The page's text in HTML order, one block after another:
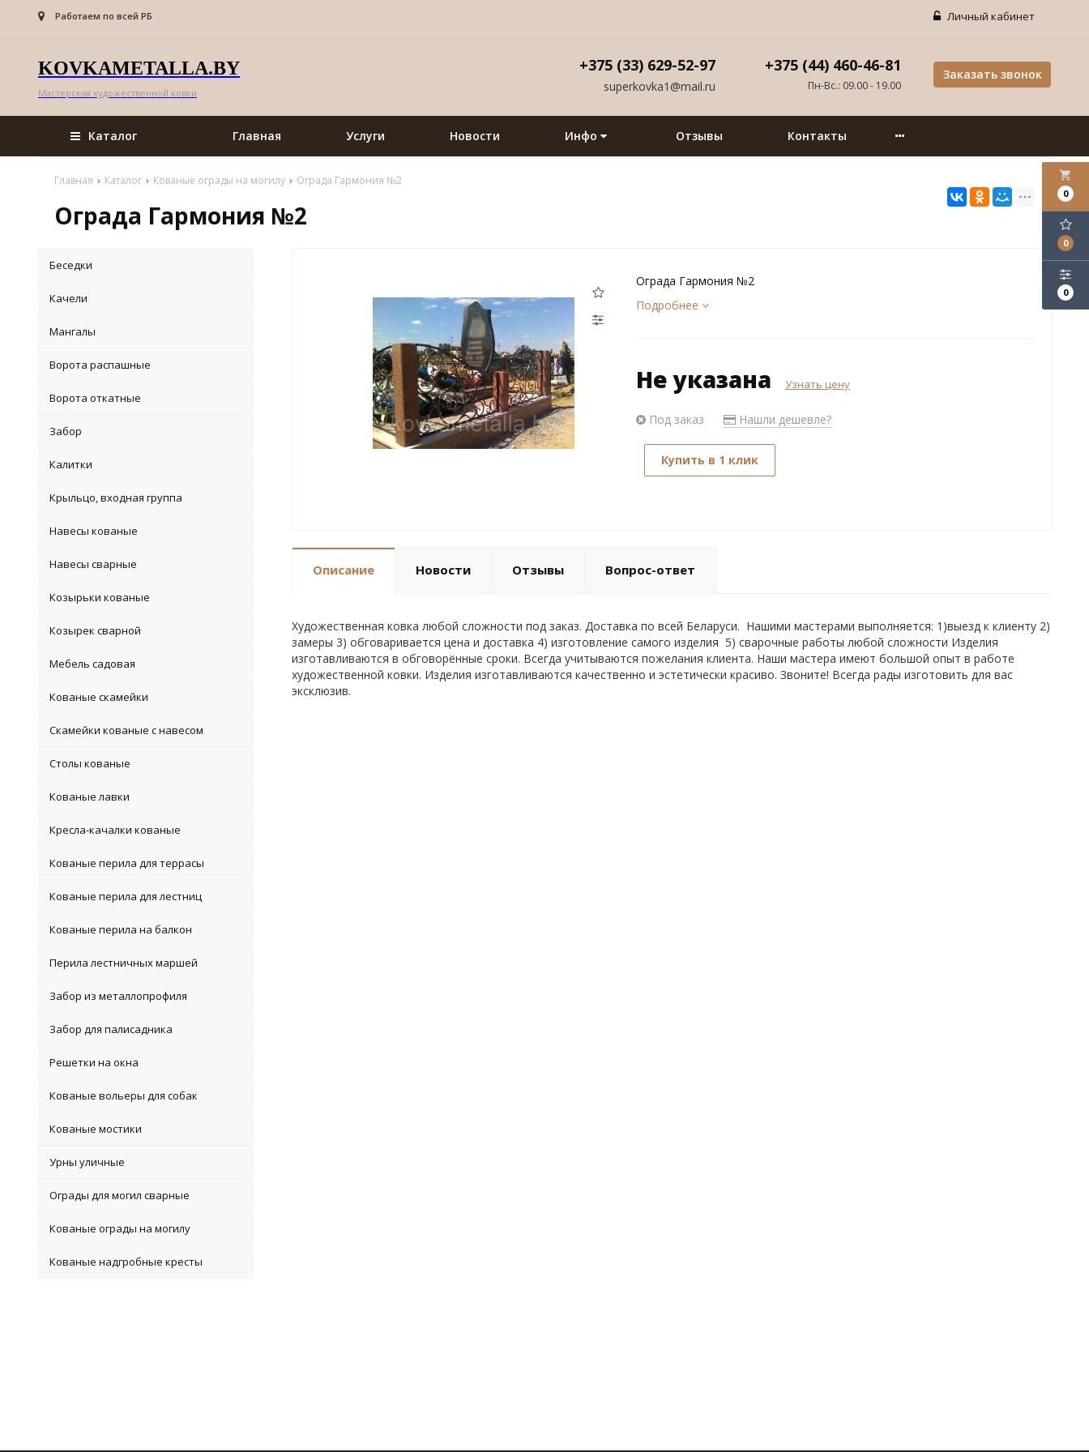
Работаем по всей РБ Личный кабинет
KOVKAMETALLA.BY
Мастерская художественной ковки
+375 (33) 629-52-97 +375 (44) 460-46-81
superkovka1@mail.ru Пн-Вс.: 09.00 - 19.00
Заказать звонок
Каталог Главная Услуги Новости Инфо Отзывы Контакты
Главная Каталог Кованые ограды на могилу Ограда Гармония №2
Ограда Гармония №2
local_grocery_store
0
0
0
Беседки
Качели
Мангалы
Ворота распашные
Ворота откатные
Забор
Калитки
Крыльцо, входная группа
Навесы кованые
Навесы сварные
Козырьки кованые
Козырек сварной
Мебель садовая
Кованые скамейки
Скамейки кованые с навесом
Столы кованые
Кованые лавки
Кресла-качалки кованые
Кованые перила для террасы
Кованые перила для лестниц
Кованые перила на балкон
Перила лестничных маршей
Забор из металлопрофиля
Забор для палисадника
Решетки на окна
Кованые вольеры для собак
Кованые мостики
Урны уличные
Ограды для могил сварные
Кованые ограды на могилу
Кованые надгробные кресты
Ограда Гармония №2
Подробнее
Не указана Узнать цену
Под заказ Нашли дешевле?
Купить в 1 клик
Описание Новости Отзывы Вопрос-ответ
Художественная ковка любой сложности под заказ. Доставка по всей Беларуси. Нашими мастерами выполняется: 1)выезд к клиенту 2)
замеры 3) обговаривается цена и доставка 4) изготовление самого изделия 5) сварочные работы любой сложности Изделия
изготавливаются в обговорённые сроки. Всегда учитываются пожелания клиента. Наши мастера имеют большой опыт в работе
художественной ковки. Изделия изготавливаются качественно и эстетически красиво. Звоните! Всегда рады изготовить для вас
эксклюзив.